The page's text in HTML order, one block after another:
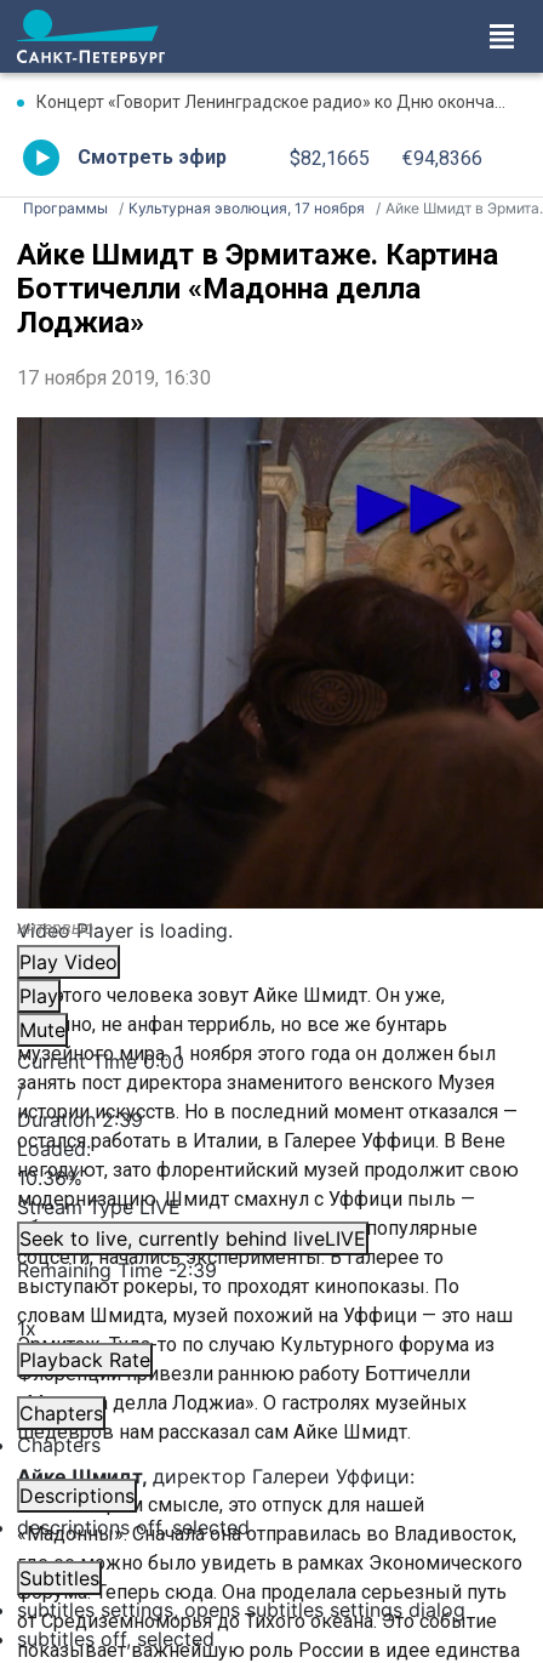
Концерт «Говорит Ленинградское радио» ко Дню окончания Ленинградской битвы. Онлайн-трансляция
Смотреть эфир $82,1665 €94,8366
Программы Культурная эволюция, 17 ноября Айке Шмидт в Эрмитаже. Картина Боттичелли «Мадонна делла Лоджиа»
Айке Шмидт в Эрмитаже. Картина
Боттичелли «Мадонна делла
Лоджиа»
17 ноября 2019, 16:30
Video Player is loading.
Play Video
Play
Mute
Current Time0:00
/
Duration2:39
Loaded:
10.36%
Stream TypeLIVE
Seek to live, currently behind liveLIVE
Remaining Time-2:39
1x
Playback Rate
Chapters
Chapters
Descriptions
descriptions off, selected
Subtitles
subtitles settings, opens subtitles settings dialog
subtitles off, selected
интервью
Вот этого человека зовут Айке Шмидт. Он уже,
конечно, не анфан террибль, но все же бунтарь
музейного мира. 1 ноября этого года он должен был
занять пост директора знаменитого венского Музея
истории искусств. Но в последний момент отказался —
остался работать в Италии, в Галерее Уффици. В Вене
негодуют, зато флорентийский музей продолжит свою
модернизацию. Шмидт смахнул с Уффици пыль —
обновились экспозиции, подключили популярные
соцсети, начались эксперименты. В галерее то
выступают рокеры, то проходят кинопоказы. По
словам Шмидта, музей похожий на Уффици — это наш
Эрмитаж. Туда-то по случаю Культурного форума из
Флоренции привезли раннюю работу Боттичелли
«Мадонна делла Лоджиа». О гастролях музейных
шедевров нам рассказал сам Айке Шмидт.
Айке Шмидт, директор Галереи Уффици:
«В некотором смысле, это отпуск для нашей
«Мадонны». Сначала она отправилась во Владивосток,
где ее можно было увидеть в рамках Экономического
форума. Теперь сюда. Она проделала серьезный путь
от Средиземноморья до Тихого океана. Это событие
показывает важнейшую роль России в идее единства